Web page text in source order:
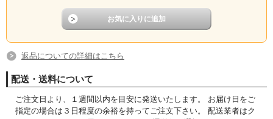
返品についての詳細はこちら
配送・送料について
ご注文日より、１週間以内を目安に発送いたします。 お届け日をご
指定の場合は３日程度の余裕を持ってご注文下さい。 配送業者はク